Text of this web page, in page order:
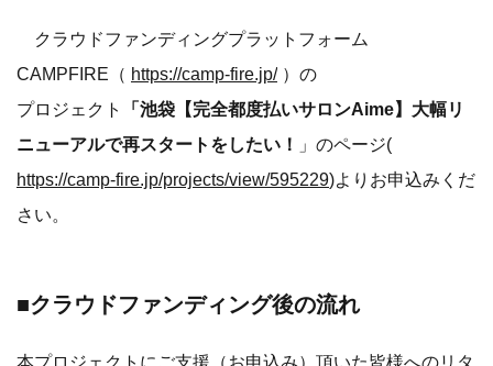
クラウドファンディングプラットフォーム
CAMPFIRE（ https://camp-fire.jp/ ）の
プロジェクト
「池袋【完全都度払いサロンAime】大幅リ
ニューアルで再スタートをしたい！
」のページ(
https://camp-fire.jp/projects/view/595229)よりお申込みくだ
さい。
■クラウドファンディング後の流れ
本プロジェクトにご支援（お申込み）頂いた皆様へのリタ